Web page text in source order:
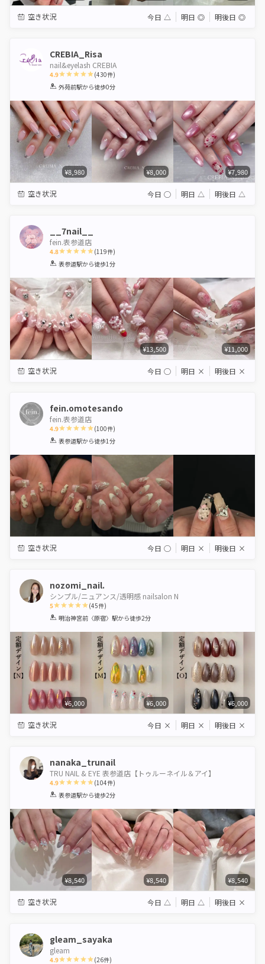
空き状況 今日 △ 明日 ◎ 明後日 ◎
CREBIA_Risa
nail&eyelash CREBIA
4.9
1 2 3 4 5
(430件)
外苑前駅から徒歩0分
¥8,980 ¥8,000 ¥7,980
空き状況 今日 ◯ 明日 △ 明後日 △
__7nail__
fein.表参道店
4.8
1 2 3 4 5
(119件)
表参道駅から徒歩1分
¥13,500 ¥11,000
空き状況 今日 ◯ 明日 × 明後日 ×
fein.omotesando
fein.表参道店
4.9
1 2 3 4 5
(100件)
表参道駅から徒歩1分
空き状況 今日 ◯ 明日 × 明後日 ×
nozomi_nail.
シンプル/ニュアンス/透明感 nailsalon N
5
1 2 3 4 5
(45件)
明治神宮前〈原宿〉駅から徒歩2分
¥6,000 ¥6,000 ¥6,000
空き状況 今日 × 明日 × 明後日 ×
nanaka_trunail
TRU NAIL & EYE 表参道店【トゥルーネイル＆アイ】
4.9
1 2 3 4 5
(104件)
表参道駅から徒歩2分
¥8,540 ¥8,540 ¥8,540
空き状況 今日 △ 明日 △ 明後日 ×
gleam_sayaka
gleam
4.9 (26件)